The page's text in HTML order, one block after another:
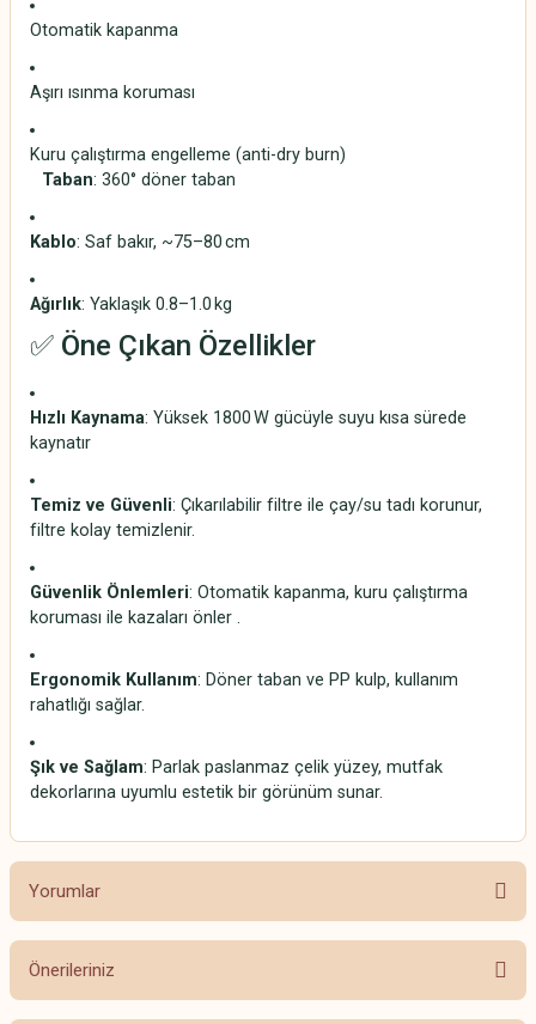
Otomatik kapanma
Aşırı ısınma koruması
Kuru çalıştırma engelleme (anti-dry burn)
Taban: 360° döner taban
Kablo: Saf bakır, ~75–80 cm
Ağırlık: Yaklaşık 0.8–1.0 kg
✅ Öne Çıkan Özellikler
Hızlı Kaynama: Yüksek 1800 W gücüyle suyu kısa sürede
kaynatır
Temiz ve Güvenli: Çıkarılabilir filtre ile çay/su tadı korunur,
filtre kolay temizlenir.
Güvenlik Önlemleri: Otomatik kapanma, kuru çalıştırma
koruması ile kazaları önler .
Ergonomik Kullanım: Döner taban ve PP kulp, kullanım
rahatlığı sağlar.
Şık ve Sağlam: Parlak paslanmaz çelik yüzey, mutfak
dekorlarına uyumlu estetik bir görünüm sunar.
Yorumlar
Bu ürüne ilk yorumu siz yapın!
Önerileriniz